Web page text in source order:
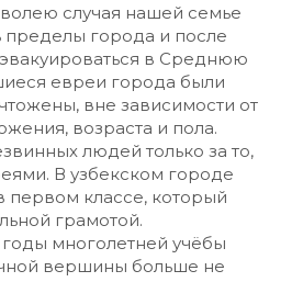
случая нашей семье
пределы города и после
в Среднюю
евреи города были
вне зависимости от
возраста и пола.
людей только за то,
В узбекском городе
первом классе, который
грамотой.
многолетней учёбы
вершины больше не